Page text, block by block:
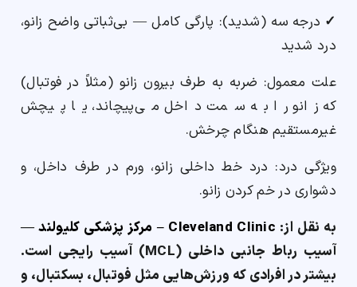
✓ درجه سه (شدید): پارگی کامل — بی‌ثباتی واضح زانو،
درد شدید
علت معمول: ضربه به طرف بیرون زانو (مثلاً در فوتبال)
که زانو را به سمت داخل می‌پیچاند، یا پیچش
غیرمستقیم هنگام چرخش.
ویژگی درد: درد خط داخلی زانو، ورم در طرف داخل، و
دشواری در خم کردن زانو.
به نقل از: Cleveland Clinic – مرکز پزشکی کلیولند
—
آسیب رباط جانبی داخلی (MCL) آسیب رایجی است.
بیشتر در افرادی که ورزش‌هایی مثل فوتبال، بسکتبال، و